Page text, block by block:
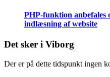
PHP-funktion anbefales
indlæsning af website
Det sker i Viborg
Der er på dette tidspunkt ingen